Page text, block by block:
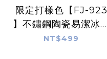
限定打樣色【FJ-923
】不鏽鋼陶瓷易潔冰霸
冰瓷杯950ml
NT$499